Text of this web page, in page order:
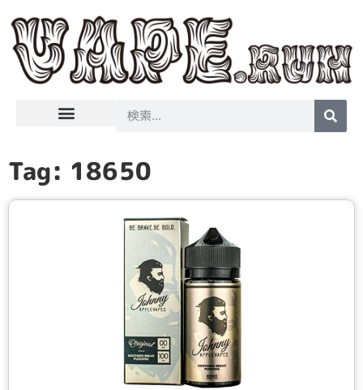
Tag: 18650